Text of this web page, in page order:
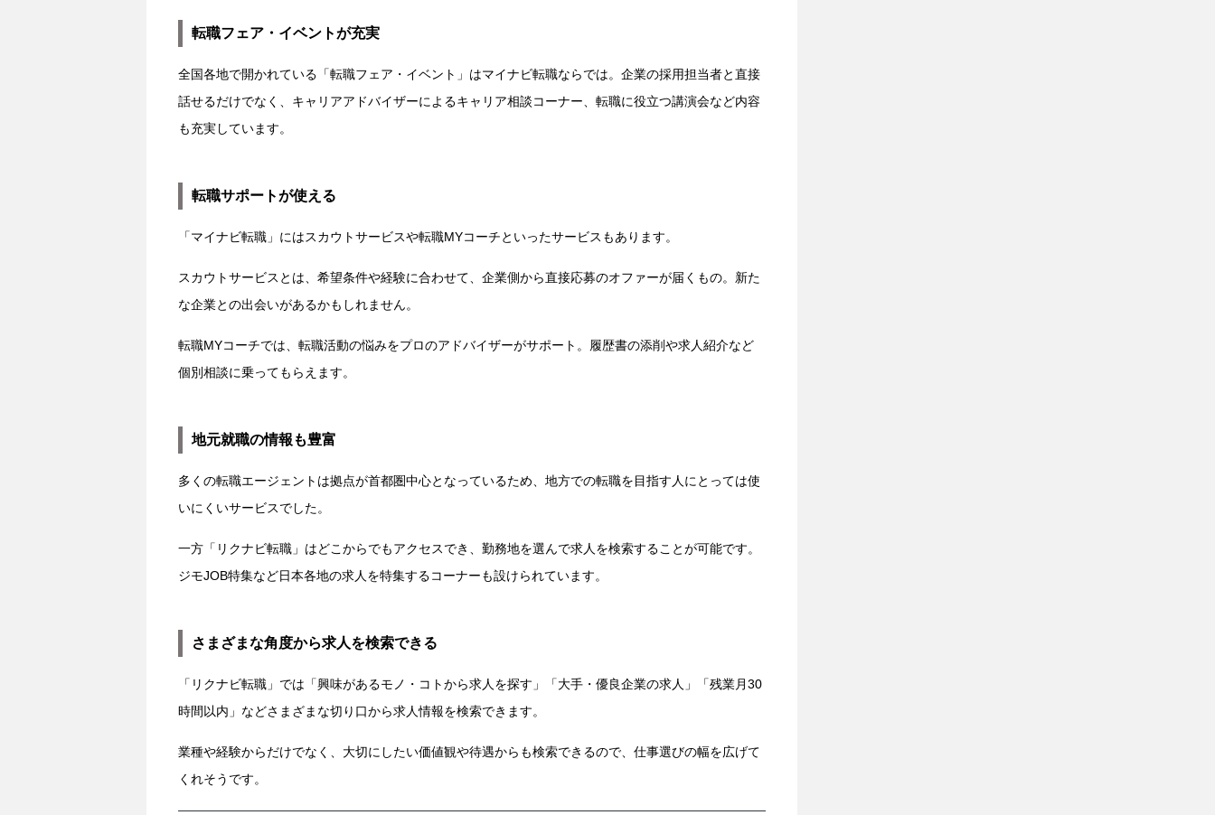
転職フェア・イベントが充実
全国各地で開かれている「転職フェア・イベント」はマイナビ転職ならでは。企業の採用担当者と直接
話せるだけでなく、キャリアアドバイザーによるキャリア相談コーナー、転職に役立つ講演会など内容
も充実しています。
転職サポートが使える
「マイナビ転職」にはスカウトサービスや転職MYコーチといったサービスもあります。
スカウトサービスとは、希望条件や経験に合わせて、企業側から直接応募のオファーが届くもの。新た
な企業との出会いがあるかもしれません。
転職MYコーチでは、転職活動の悩みをプロのアドバイザーがサポート。履歴書の添削や求人紹介など
個別相談に乗ってもらえます。
地元就職の情報も豊富
多くの転職エージェントは拠点が首都圏中心となっているため、地方での転職を目指す人にとっては使
いにくいサービスでした。
一方「リクナビ転職」はどこからでもアクセスでき、勤務地を選んで求人を検索することが可能です。
ジモJOB特集など日本各地の求人を特集するコーナーも設けられています。
さまざまな角度から求人を検索できる
「リクナビ転職」では「興味があるモノ・コトから求人を探す」「大手・優良企業の求人」「残業月30
時間以内」などさまざまな切り口から求人情報を検索できます。
業種や経験からだけでなく、大切にしたい価値観や待遇からも検索できるので、仕事選びの幅を広げて
くれそうです。